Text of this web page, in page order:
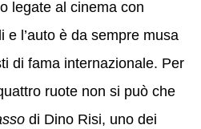
legate al cinema con
e l’auto è da sempre musa
di fama internazionale. Per
ruote non si può che
di Dino Risi, uno dei